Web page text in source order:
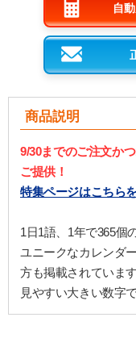
自
商品説明
9/30までのご注文か
ご提供！
特集ページはこちら
1日1語、1年で365個
ユニークなカレンダ
方も掲載されていま
見やすい大きい数字